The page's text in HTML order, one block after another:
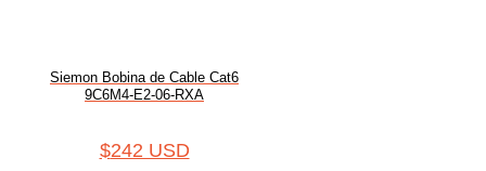
Siemon Bobina de Cable Cat6
9C6M4-E2-06-RXA
$242 USD